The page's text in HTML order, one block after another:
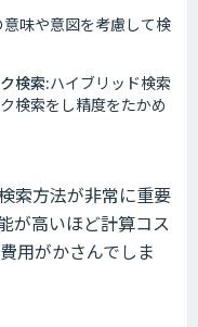
味や意図を考慮して検
検索:ハイブリッド検索
検索をし精度をたかめ
索方法が非常に重要
が高いほど計算コス
用がかさんでしま